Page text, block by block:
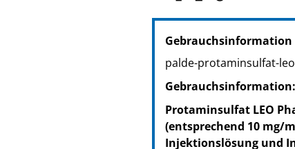
PZN: 05116859
PPN: 110511685937
Gebrauchsinformation
palde-protaminsulfat-
Protaminsulfat LEO
(entsprechend 10 mg/
Injektionslösung und